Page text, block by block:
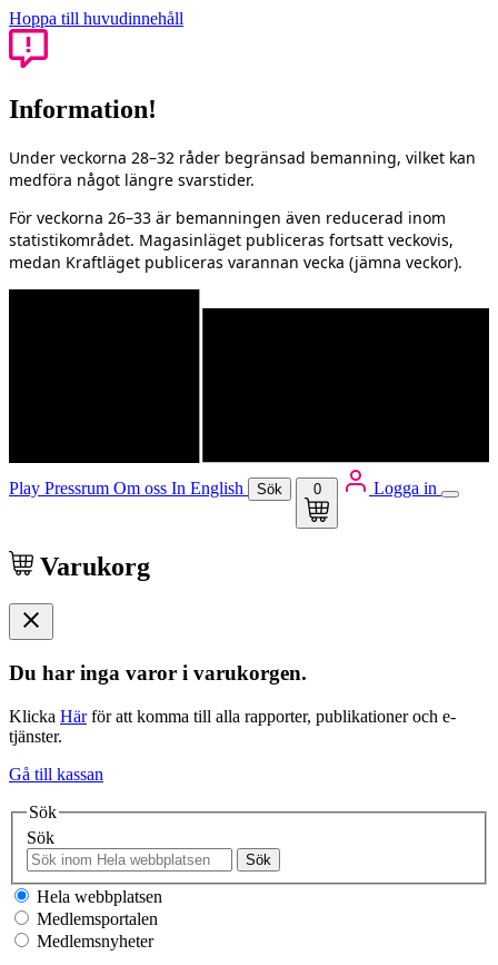
Hoppa till huvudinnehåll
Information!
Under veckorna 28–32 råder begränsad bemanning, vilket kan
medföra något längre svarstider.
För veckorna 26–33 är bemanningen även reducerad inom
statistikområdet. Magasinläget publiceras fortsatt veckovis,
medan Kraftläget publiceras varannan vecka (jämna veckor).
Play Pressrum Om oss In English Sök 0 Logga in
Varukorg
Du har inga varor i varukorgen.
Klicka Härför att komma till alla rapporter, publikationer och e-
tjänster.
Gå till kassan
Sök
Sök
Sök
Hela webbplatsen
Medlemsportalen
Medlemsnyheter